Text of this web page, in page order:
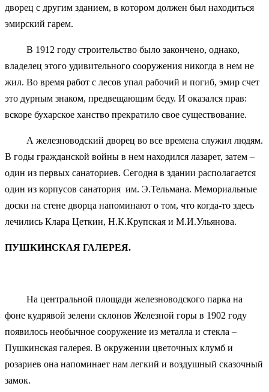
дворец с другим зданием, в котором должен был находиться
эмирский гарем.
В 1912 году строительство было закончено, однако,
владелец этого удивительного сооружения никогда в нем не
жил. Во время работ с лесов упал рабочий и погиб, эмир счет
это дурным знаком, предвещающим беду. И оказался прав:
вскоре бухарское ханство прекратило свое существование.
А железноводский дворец во все времена служил людям.
В годы гражданской войны в нем находился лазарет, затем –
один из первых санаториев. Сегодня в здании располагается
один из корпусов санатория им. Э.Тельмана. Мемориальные
доски на стене дворца напоминают о том, что когда-то здесь
лечились Клара Цеткин, Н.К.Крупская и М.И.Ульянова.
ПУШКИНСКАЯ ГАЛЕРЕЯ.
На центральной площади железноводского парка на
фоне кудрявой зелени склонов Железной горы в 1902 году
появилось необычное сооружение из металла и стекла –
Пушкинская галерея. В окружении цветочных клумб и
розариев она напоминает нам легкий и воздушный сказочный
замок.